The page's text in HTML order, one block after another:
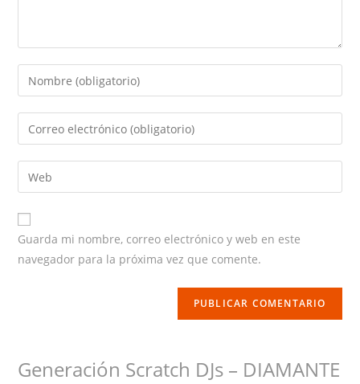
Enter
your
name
Enter
your
email
Enter
your
website
URL
Guarda mi nombre, correo electrónico y web en este
navegador para la próxima vez que comente.
Generación Scratch DJs – DIAMANTE